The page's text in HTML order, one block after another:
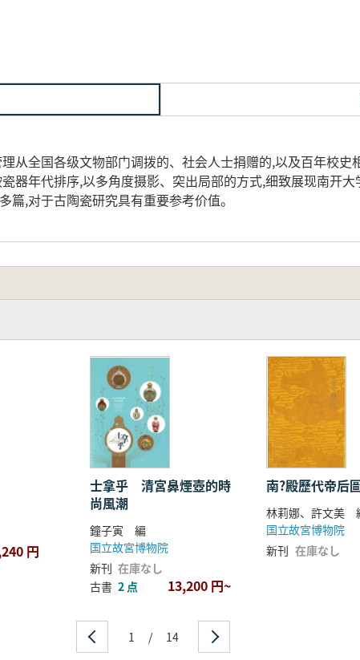
从全国各级文物部门调拨的、社会人士捐赠的,以及百年校史
器年代排序,以多角度摄影、突出局部的方式,细致展现南开
,对于古陶瓷研究具有重要参考价值。
円
士拿乎 清宮鼻煙壺的時
尚風潮
鐘子寅 編
国立故宮博物院
新刊 在庫なし
古書 2 点 13,200 円~
南?殿歷代帝后
林莉娜、許文美
国立故宮博物院
新刊 在庫なし
1 / 14